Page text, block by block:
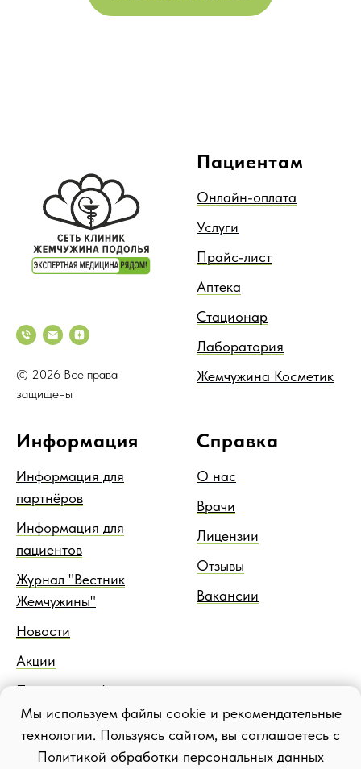
© 2026 Все права
защищены
Пациентам
Онлайн-оплата
Услуги
Прайс-лист
Аптека
Стационар
Лаборатория
Жемчужина Косметик
Информация
Информация для
партнёров
Информация для
пациентов
Журнал "Вестник
Жемчужины"
Новости
Акции
Правовая информация
Блог
Справка
О нас
Врачи
Лицензии
Отзывы
Вакансии
Мы используем файлы cookie и рекомендательные
технологии. Пользуясь сайтом, вы соглашаетесь с
Политикой обработки персональных данных